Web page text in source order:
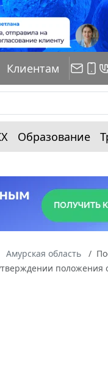
Клиентам
Образование
Амурская область